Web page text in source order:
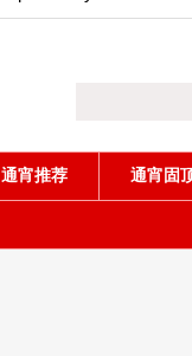
通宵推荐 通宵固